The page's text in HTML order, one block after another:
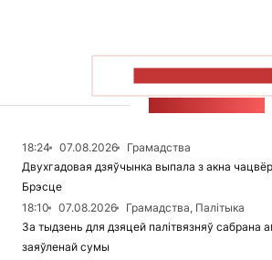
18:24 07.08.2026
Грамадства
Двухгадовая дзяўчынка выпала з акна
Брэсце
18:10
07.08.2026
Грамадства, Палітыка
За тыдзень для дзяцей палітвязняў сабрана
заяўленай сумы